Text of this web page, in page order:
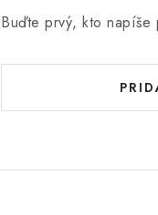
Buďte prvý, kto